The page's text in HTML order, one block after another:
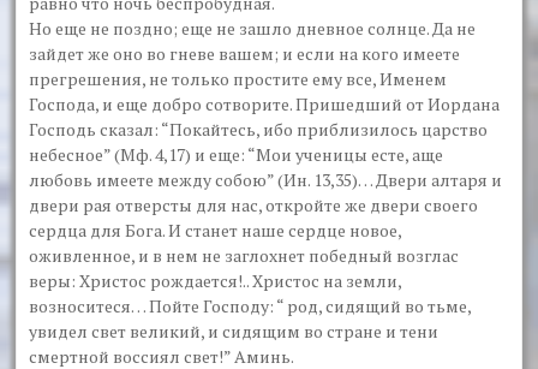
Но еще не поздно; еще не зашло дневное солнце. Да не
зайдет же оно во гневе вашем; и если на кого имеете
прегрешения, не только простите ему все, Именем
Господа, и еще добро сотворите. Пришед­ший от Иордана
Господь сказал: “Покайтесь, ибо приблизилось цар­ство
небесное” (Мф. 4,17) и еще: “Мои ученицы есте, аще
любовь име­ете между собою” (Ин. 13,35)… Двери алтаря и
двери рая отверсты для нас, откройте же двери своего
сердца для Бога. И станет наше сердце новое,
оживленное, и в нем не заглохнет победный возглас
веры: Хри­стос рождается!.. Христос на земли,
возноситеся… Пойте Господу: “ род, сидящий во тьме,
увидел свет великий, и сидящим во стране и тени
смертной воссиял свет!” Аминь.